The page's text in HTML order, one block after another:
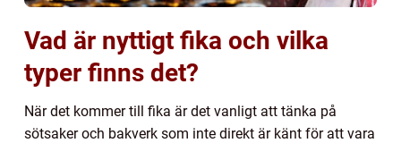
Vad är nyttigt fika och vilka
typer finns det?
När det kommer till fika är det vanligt att tänka på
sötsaker och bakverk som inte direkt är känt för att vara